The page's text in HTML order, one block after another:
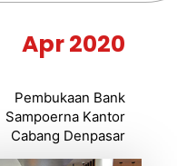
Apr 2020
Pembukaan Bank
Sampoerna Kantor
Cabang Denpasar